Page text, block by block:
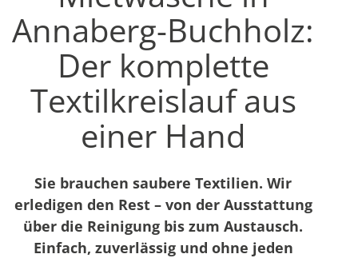
Annaberg-Buchholz:
Der komplette
Textilkreislauf aus
einer Hand
Sie brauchen saubere Textilien. Wir
erledigen den Rest – von der Ausstattung
über die Reinigung bis zum Austausch.
Einfach, zuverlässig und ohne jeden